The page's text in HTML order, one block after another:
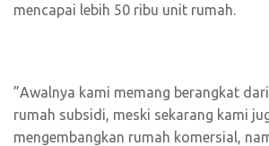
mencapai lebih 50 ribu unit rumah.
”Awalnya kami memang berangkat
rumah subsidi, meski sekarang kami
mengembangkan rumah komersial,